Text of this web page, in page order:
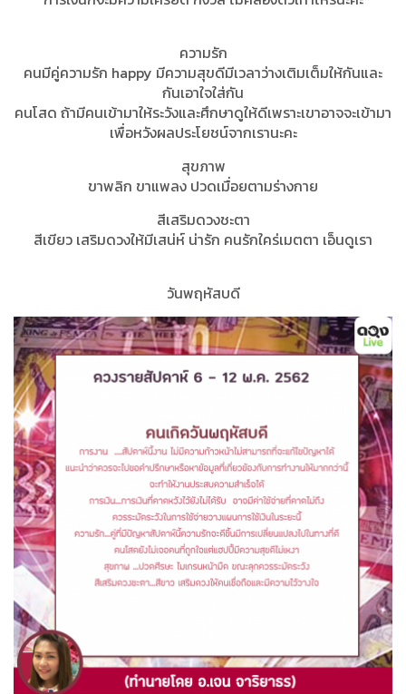
ความรัก
คนมีคู่ความรัก happy มีความสุขดีมีเวลาว่างเติมเต็มให้กันและ
กันเอาใจใส่กัน
คนโสด ถ้ามีคนเข้ามาให้ระวังและศึกษาดูให้ดีเพราะเขาอาจจะเข้ามา
เพื่อหวังผลประโยชน์จากเรานะคะ
สุขภาพ
ขาพลิก ขาแพลง ปวดเมื่อยตามร่างกาย
สีเสริมดวงชะตา
สีเขียว เสริมดวงให้มีเสน่ห์ น่ารัก คนรักใคร่เมตตา เอ็นดูเรา
วันพฤหัสบดี